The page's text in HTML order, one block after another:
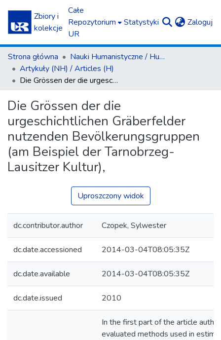
Zbiory i
kolekcje
Całe
Repozytorium
UR
Statystyki Zaloguj
Strona główna
Nauki Humanistyczne / Humanities
Artykuły (NH) / Articles (H)
Die Grössen der die urgeschichtlichen Gräberfelder nutzenden Bevölkerungsgruppen (am Beispiel der Tarnobrzeg-Lausitzer Kultur),
Die Grössen der die
urgeschichtlichen Gräberfelder
nutzenden Bevölkerungsgruppen
(am Beispiel der Tarnobrzeg-
Lausitzer Kultur),
Uproszczony widok
dc.contributor.author Czopek, Sylwester
dc.date.accessioned 2014-03-04T08:05:35Z
dc.date.available 2014-03-04T08:05:35Z
dc.date.issued 2010
In the first part of the article
evaluated methods used in